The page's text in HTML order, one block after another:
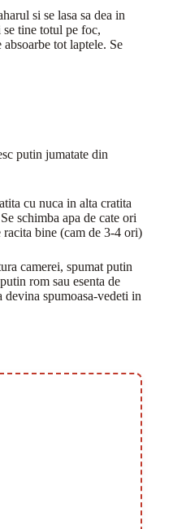
si se lasa sa dea in
tine totul pe foc,
tot laptele. Se
putin jumatate din
cu nuca in alta cratita
schimba apa de cate ori
racita bine (cam de 3-4 ori)
camerei, spumat putin
rom sau esenta de
devina spumoasa-vedeti in